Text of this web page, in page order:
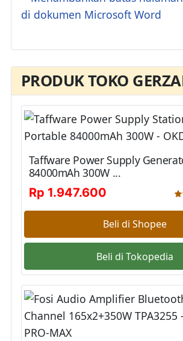
PRODUK TOKO
Taffware Power Supply
84000mAh 300W ...
Rp 1.947.600
Beli di Shopee
Beli di Tokopedia